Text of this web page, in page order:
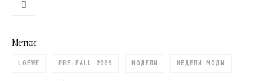
Метки:
LOEWE PRE-FALL 2009 МОДЕЛИ НЕДЕЛИ МОДЫ